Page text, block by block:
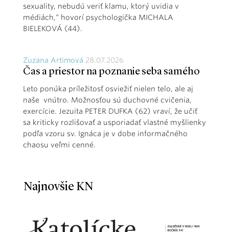
sexuality, nebudú veriť klamu, ktorý uvidia v
médiách,“ hovorí psychologička MICHALA
BIELEKOVÁ (44).
Zuzana Artimová 28.07.2026
Čas a priestor na poznanie seba samého
Leto ponúka príležitosť osviežiť nielen telo, ale aj
naše vnútro. Možnosťou sú duchovné cvičenia,
exercície. Jezuita PETER DUFKA (62) vraví, že učiť
sa kriticky rozlišovať a usporiadať vlastné myšlienky
podľa vzoru sv. Ignáca je v dobe informačného
chaosu veľmi cenné.
Najnovšie KN